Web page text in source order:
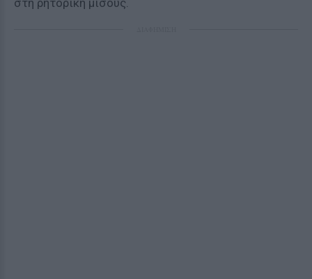
στη ρητορική μίσους.